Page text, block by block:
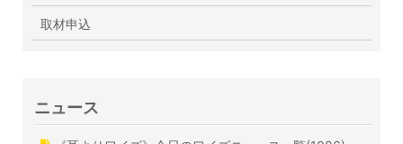
取材申込
ニュース